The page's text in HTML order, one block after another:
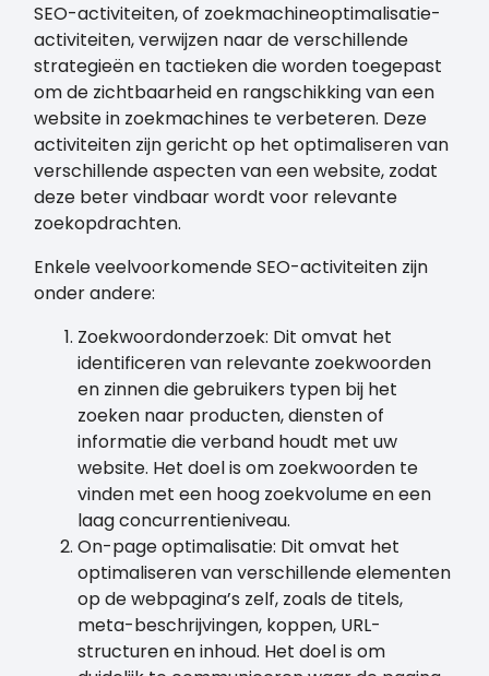
SEO-activiteiten, of zoekmachineoptimalisatie-
activiteiten, verwijzen naar de verschillende
strategieën en tactieken die worden toegepast
om de zichtbaarheid en rangschikking van een
website in zoekmachines te verbeteren. Deze
activiteiten zijn gericht op het optimaliseren van
verschillende aspecten van een website, zodat
deze beter vindbaar wordt voor relevante
zoekopdrachten.
Enkele veelvoorkomende SEO-activiteiten zijn
onder andere:
Zoekwoordonderzoek: Dit omvat het
identificeren van relevante zoekwoorden
en zinnen die gebruikers typen bij het
zoeken naar producten, diensten of
informatie die verband houdt met uw
website. Het doel is om zoekwoorden te
vinden met een hoog zoekvolume en een
laag concurrentieniveau.
On-page optimalisatie: Dit omvat het
optimaliseren van verschillende elementen
op de webpagina’s zelf, zoals de titels,
meta-beschrijvingen, koppen, URL-
structuren en inhoud. Het doel is om